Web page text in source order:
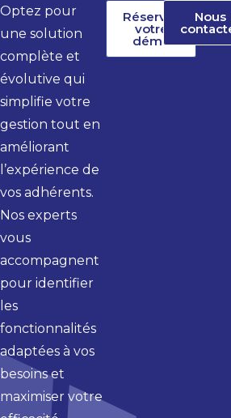
Optez pour
une solution
complète et
évolutive qui
simplifie votre
gestion tout en
améliorant
l’expérience de
vos adhérents.
Nos experts
vous
accompagnent
pour identifier
les
fonctionnalités
adaptées à vos
besoins et
maximiser votre
Réserver
votre
démo
Nous